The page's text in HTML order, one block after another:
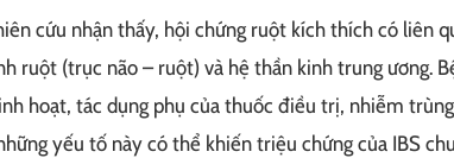
cứu nhận thấy, hội chứng ruột kích thích có liên
ruột (trục não – ruột) và hệ thần kinh trung ương.
hoạt, tác dụng phụ của thuốc điều trị, nhiễm
yếu tố này có thể khiến triệu chứng của IBS